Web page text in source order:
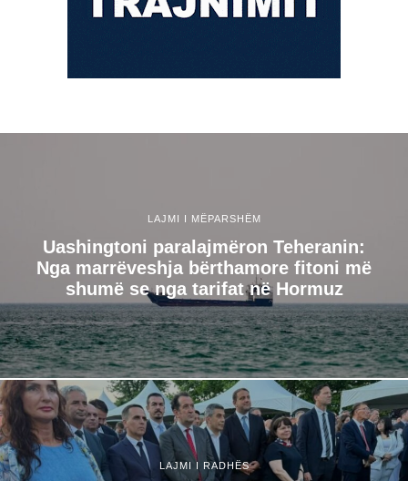
LAJMI I MËPARSHËM
Uashingtoni paralajmëron Teheranin:
Nga marrëveshja bërthamore fitoni më
shumë se nga tarifat në Hormuz
LAJMI I RADHËS